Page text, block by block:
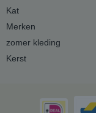
Kat
Merken
zomer kleding
Kerst